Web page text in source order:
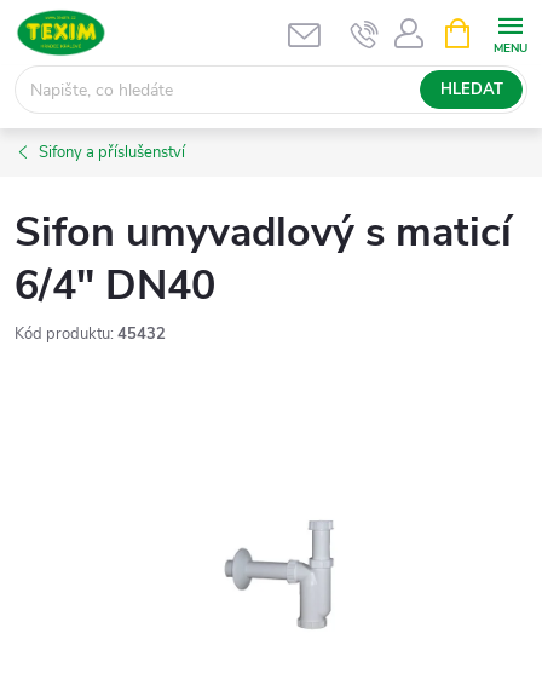
Přejít
obsah
HLEDAT
NÁKUPNÍ
KOŠÍK
Sifony a příslušenství
Sifon umyvadlový s maticí
6/4" DN40
Kód produktu: 45432